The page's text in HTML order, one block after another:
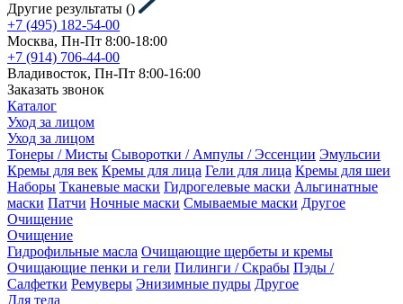
Другие результаты ()
+7 (495) 182-54-00
Москва, Пн-Пт 8:00-18:00
+7 (914) 706-44-00
Владивосток, Пн-Пт 8:00-16:00
Заказать звонок
Каталог
Уход за лицом
Уход за лицом
Тонеры / Мисты Сыворотки / Ампулы / Эссенции Эмульсии
Кремы для век Кремы для лица Гели для лица Кремы для шеи
Наборы Тканевые маски Гидрогелевые маски Альгинатные
маски Патчи Ночные маски Смываемые маски Другое
Очищение
Очищение
Гидрофильные масла Очищающие щербеты и кремы
Очищающие пенки и гели Пилинги / Скрабы Пэды /
Салфетки Ремуверы Энизимные пудры Другое
Для тела